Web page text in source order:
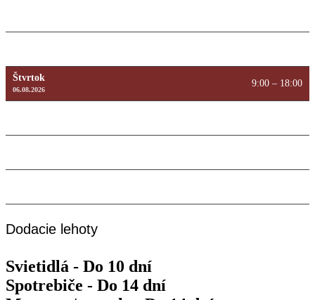
Štvrtok
06.08.2026
9:00 – 18:00
Dodacie lehoty
Svietidlá - Do 10 dní
Spotrebiče - Do 14 dní